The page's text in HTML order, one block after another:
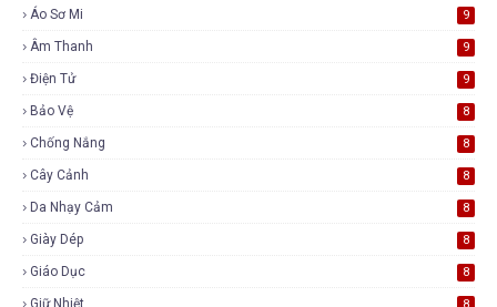
Áo Sơ Mi 9
Âm Thanh 9
Điện Tử 9
Bảo Vệ 8
Chống Nắng 8
Cây Cảnh 8
Da Nhạy Cảm 8
Giày Dép 8
Giáo Dục 8
Giữ Nhiệt 8